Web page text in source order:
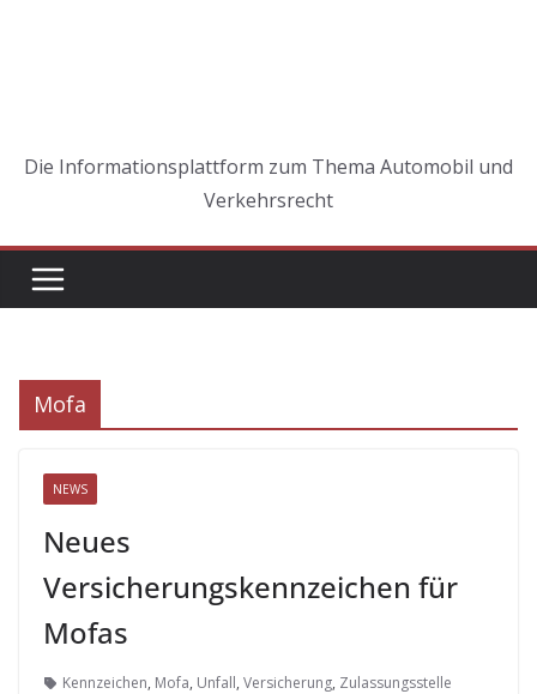
Die Informationsplattform zum Thema Automobil und
Verkehrsrecht
Mofa
NEWS
Neues
Versicherungskennzeichen für
Mofas
Kennzeichen, Mofa, Unfall, Versicherung, Zulassungsstelle